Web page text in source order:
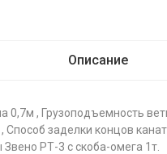
Описание
0,7м , Грузоподъемность
заделки концов
РТ-3 с скоба-омега 1т.